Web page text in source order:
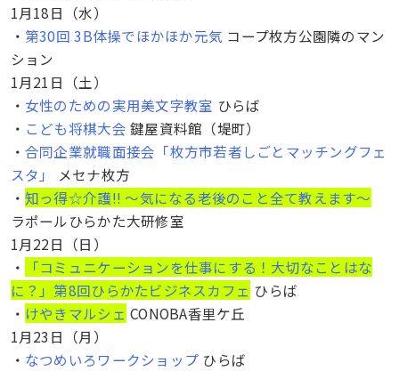
1月18日（水）
・ 第30回 3B体操でほかほか元気 コープ枚方公園隣のマン
ション
1月21日（土）
・ 女性のための実用美文字教室 ひらば
・ こども将棋大会 鍵屋資料館（堤町）
・ 合同企業就職面接会「枚方市若者しごとマッチングフェ
スタ」
メセナ枚方
・ 知っ得☆介護!! 〜気になる老後のこと全て教えます〜
ラポールひらかた大研修室
1月22日（日）
・
「コミュニケーションを仕事にする！大切なことはな
に？」第8回ひらかたビジネスカフェ ひらば
・ けやきマルシェ CONOBA香里ケ丘
1月23日（月）
・ なつめいろワークショップ ひらば